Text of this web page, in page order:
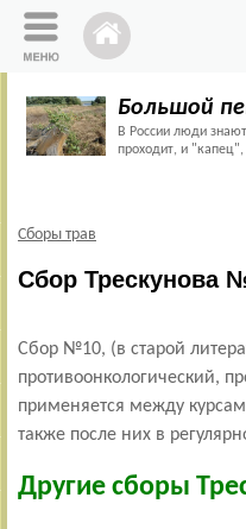
Большой
В России люди
проходит, и "капец",
Сборы трав
Сбор Трескунова
Сбор №10, (в старой
противоонкологический,
применяется между
также после них в
Другие сборы